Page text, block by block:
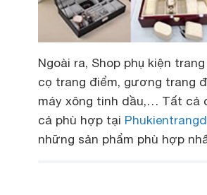
Ngoài ra, Shop phụ kiện
cọ trang điểm, gương trang
máy xông tinh dầu,… Tất cả
cả phù hợp tại
những sản phẩm phù hợp